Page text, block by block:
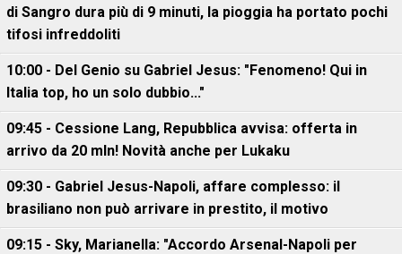
di Sangro dura più di 9 minuti, la pioggia ha portato pochi
tifosi infreddoliti
10:00 - Del Genio su Gabriel Jesus: "Fenomeno! Qui in
Italia top, ho un solo dubbio..."
09:45 - Cessione Lang, Repubblica avvisa: offerta in
arrivo da 20 mln! Novità anche per Lukaku
09:30 - Gabriel Jesus-Napoli, affare complesso: il
brasiliano non può arrivare in prestito, il motivo
09:15 - Sky, Marianella: "Accordo Arsenal-Napoli per